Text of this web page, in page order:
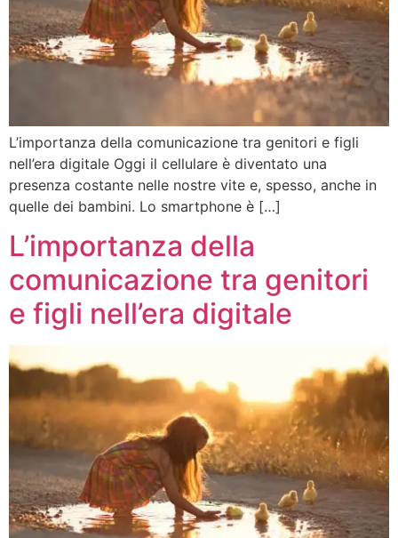
L’importanza della comunicazione tra genitori e figli
nell’era digitale Oggi il cellulare è diventato una
presenza costante nelle nostre vite e, spesso, anche in
quelle dei bambini. Lo smartphone è […]
L’importanza della
comunicazione tra genitori
e figli nell’era digitale